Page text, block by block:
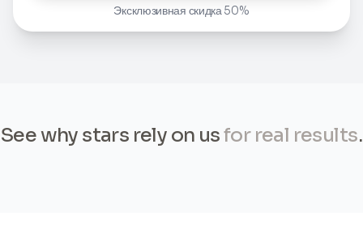
Эксклюзивная скидка 50%
See why stars rely on usfor real results.